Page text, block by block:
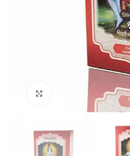
Click to enlarge